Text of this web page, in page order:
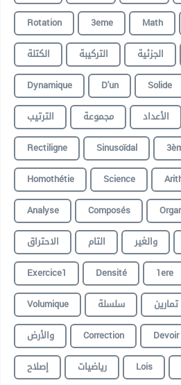
Rotation 3eme Math
الكتلة
التركيبة الجزئية
Dynamique
D'un Solide
الترتيب
مجموعة الأعداد
Rectiligne
Sinusoïdal
Homothétie
Science
Analyse
Composés
الاحتراق
التام والغير
Exercice1
Densité 1ere
Volumique
سلسلة تمارين
والأرض
Correction Devoir
إصلاح
رياضيات Lois